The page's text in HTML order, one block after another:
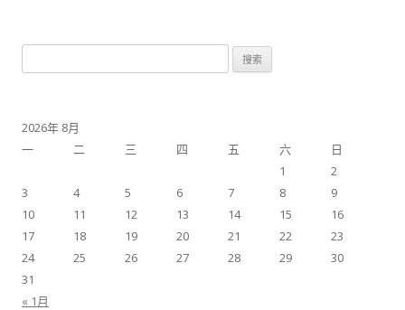
索：
2026年 8月
一
二 三 四 五 六
日
1
2
3
4 5 6 7 8
9
10
11 12 13 14 15
16
17
18 19 20 21 22
23
24
25 26 27 28 29
30
31
« 1月